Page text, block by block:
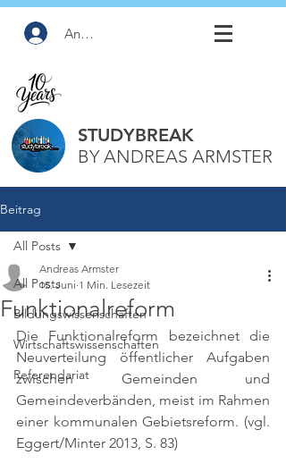
Anmelden
STUDYBREAK
BY ANDREAS ARMSTER
Beitrag
All Posts
Bildungswissenschaften
Wirtschaftswissenschaften
Referendariat
All Posts
Funktionalreform
Andreas Armster
15. Juni 1 Min. Lesezeit
Die Funktionalreform bezeichnet die
Neuverteilung öffentlicher Aufgaben
zwischen Gemeinden und
Gemeindeverbänden, meist im Rahmen
einer kommunalen Gebietsreform. (vgl.
Eggert/Minter 2013, S. 83)